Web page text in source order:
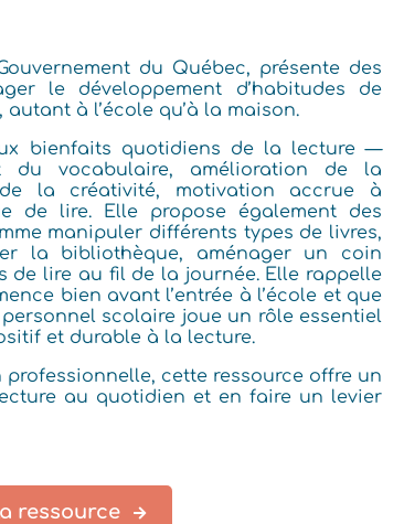
du Québec, présente des
le développement d’habitudes de
à l’école qu’à la maison.
bienfaits quotidiens de la lecture —
du vocabulaire, amélioration de la
de la créativité, motivation accrue à
de lire. Elle propose également des
manipuler différents types de livres,
la bibliothèque, aménager un coin
de lire au fil de la journée. Elle rappelle
bien avant l’entrée à l’école et que
scolaire joue un rôle essentiel
et durable à la lecture.
cette ressource offre un
au quotidien et en faire un levier
ressource